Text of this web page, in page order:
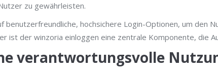
zu gewährleisten.
benutzerfreundliche, hochsichere Login-Optionen, um den
ist der winzoria einloggen eine zentrale Komponente, die
verantwortungsvolle